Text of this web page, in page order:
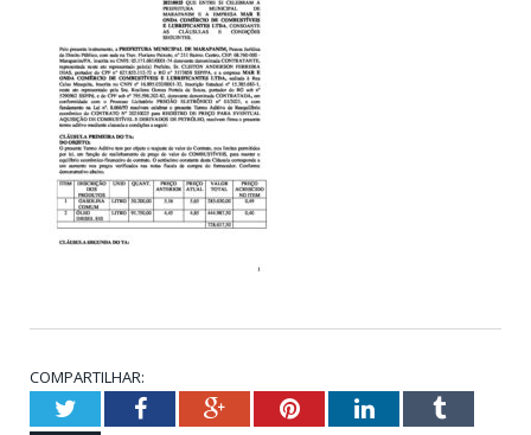
COMPARTILHAR:
TwitterFacebookGoogle+PinterestLinkedInTumblr